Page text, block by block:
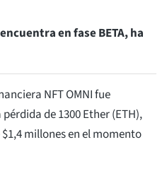
en fase BETA,ha
NFT OMNI fue
de 1300 Ether (ETH),
millones en el momento